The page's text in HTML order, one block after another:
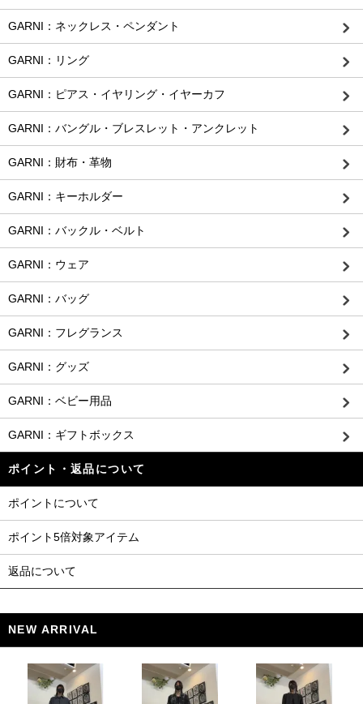
GARNI：ネックレス・ペンダント
GARNI：リング
GARNI：ピアス・イヤリング・イヤーカフ
GARNI：バングル・ブレスレット・アンクレット
GARNI：財布・革物
GARNI：キーホルダー
GARNI：バックル・ベルト
GARNI：ウェア
GARNI：バッグ
GARNI：フレグランス
GARNI：グッズ
GARNI：ベビー用品
GARNI：ギフトボックス
ポイント・返品について
ポイントについて
ポイント5倍対象アイテム
返品について
NEW ARRIVAL